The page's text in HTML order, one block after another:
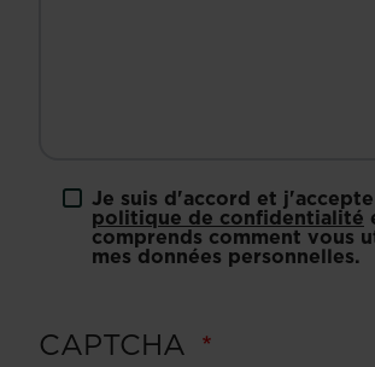
Je suis d'accord et
politique de confidentialité
comprends comment vous
mes données personnelles.
CAPTCHA